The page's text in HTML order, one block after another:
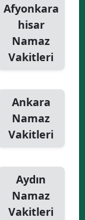
Afyonkara
hisar
Namaz
Vakitleri
Ankara
Namaz
Vakitleri
Aydın
Namaz
Vakitleri